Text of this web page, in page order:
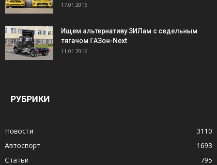
17.01.2016
Ищем альтернативу ЗИЛам с седельным
тягачом ГАЗон-Next
11.01.2016
РУБРИКИ
Новости
3110
Автоспорт
1693
Статьи
795